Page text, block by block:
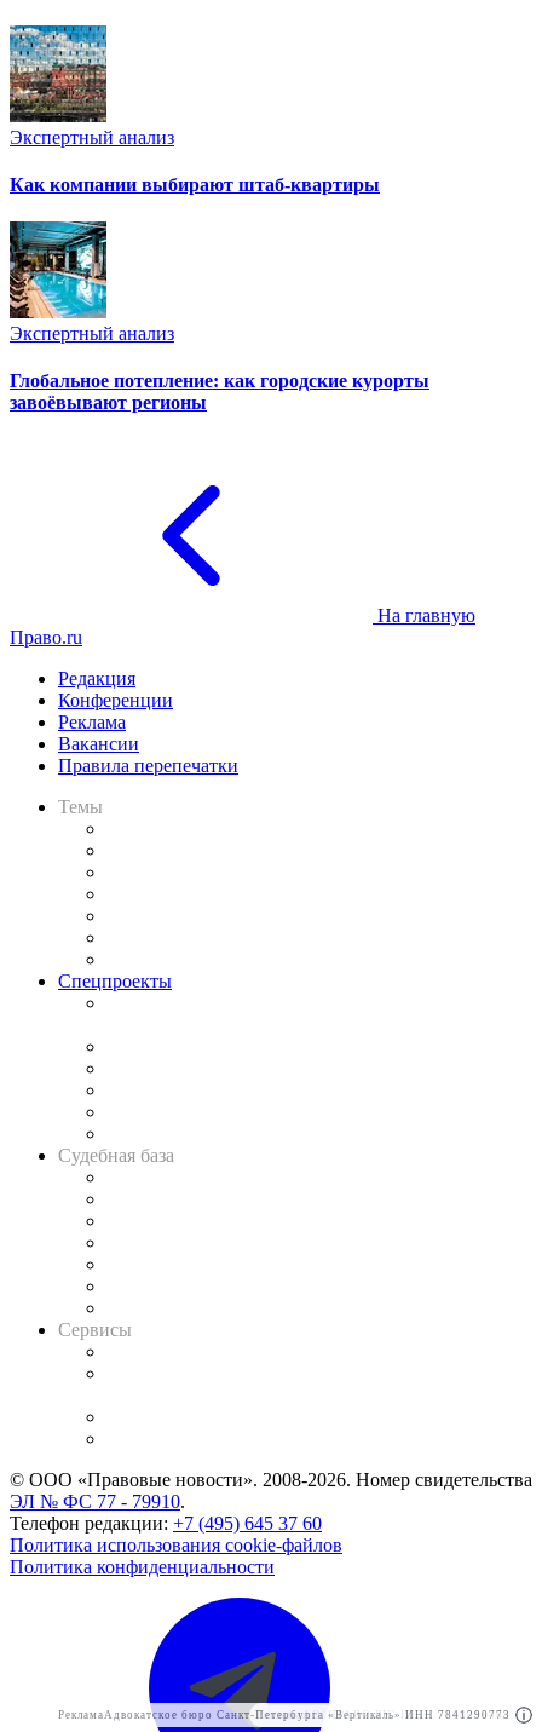
Экспертный анализ
Как компании выбирают штаб-квартиры
Экспертный анализ
Глобальное потепление: как городские курорты
завоёвывают регионы
На главную
Право.ru
Редакция
Конференции
Реклама
Вакансии
Правила перепечатки
Темы
Спецпроекты
Судебная база
Сервисы
© ООО «Правовые новости». 2008-2026. Номер свидетельства
ЭЛ № ФС 77 - 79910.
Телефон редакции: +7 (495) 645 37 60
Политика использования cookie-файлов
Политика конфиденциальности
РекламаАО"ПРАВО.РУ" ИНН: 7708095468
Реклама Адвокатское бюро Санкт-Петербурга «Вертикаль» ИНН 7841290773